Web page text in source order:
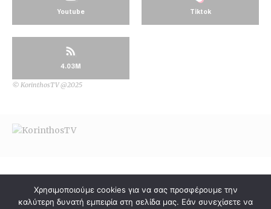
Youtube Tiktok
4.03M
© KorinthosTV @2025
Χρησιμοποιούμε cookies για να σας προσφέρουμε την
καλύτερη δυνατή εμπειρία στη σελίδα μας. Εάν συνεχίσετε να